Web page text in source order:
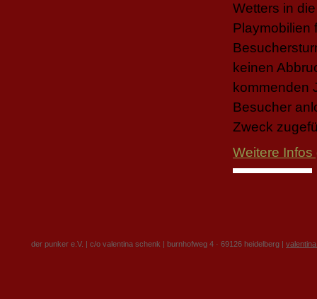
Wetters in
Playmobilien
keinen
kommenden
Besucher
Zweck
Weitere
der punker e.V. | c/o valentina schenk | burnhofweg 4 · 69126 heidelberg |